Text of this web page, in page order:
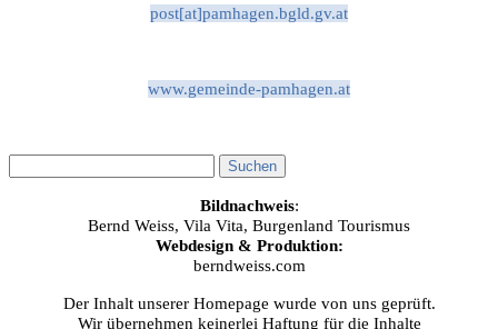
post[at]pamhagen.bgld.gv.at
www.gemeinde-pamhagen.at
Bildnachweis:
Bernd Weiss, Vila Vita, Burgenland Tourismus
Webdesign & Produktion:
berndweiss.com
Der Inhalt unserer Homepage wurde von uns geprüft.
Wir übernehmen keinerlei Haftung für die Inhalte